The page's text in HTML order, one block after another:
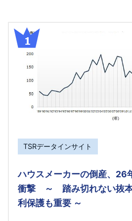
TSRデータインサイト
ハウスメーカーの倒産、26
衝撃 ～ 踏み切れない抜本
利保護も重要 ～